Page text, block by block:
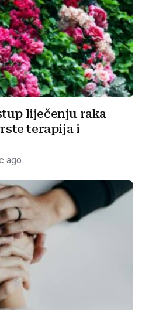
liječenju raka
terapija i
ago